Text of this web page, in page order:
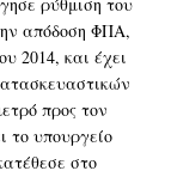
ρύθμιση του
απόδοση ΦΠΑ,
2014, και έχει
προς τον
το υπουργείο
στο